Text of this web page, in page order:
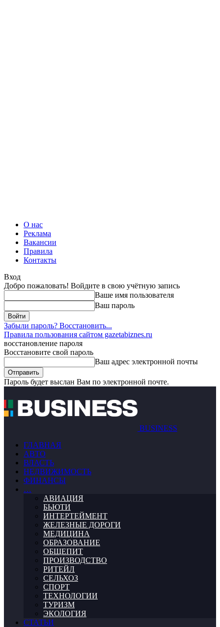
О нас
Реклама
Вакансии
Правила
Контакты
Вход
Добро пожаловать! Войдите в свою учётную запись
Ваше имя пользователя
Ваш пароль
Забыли пароль? Восстановить...
Правила пользования сайтом gazetabiznes.ru
восстановление пароля
Восстановите свой пароль
Ваш адрес электронной почты
Пароль будет выслан Вам по электронной почте.
BUSINESS
ГЛАВНАЯ
АВТО
ВЛАСТЬ
НЕДВИЖИМОСТЬ
ФИНАНСЫ
…
АВИАЦИЯ
БЬЮТИ
ИНТЕРТЕЙМЕНТ
ЖЕЛЕЗНЫЕ ДОРОГИ
МЕДИЦИНА
ОБРАЗОВАНИЕ
ОБЩЕПИТ
ПРОИЗВОДСТВО
РИТЕЙЛ
СЕЛЬХОЗ
СПОРТ
ТЕХНОЛОГИИ
ТУРИЗМ
ЭКОЛОГИЯ
СТАТЬИ